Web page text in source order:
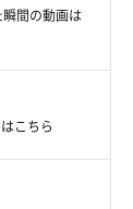
間の動画は
こちら